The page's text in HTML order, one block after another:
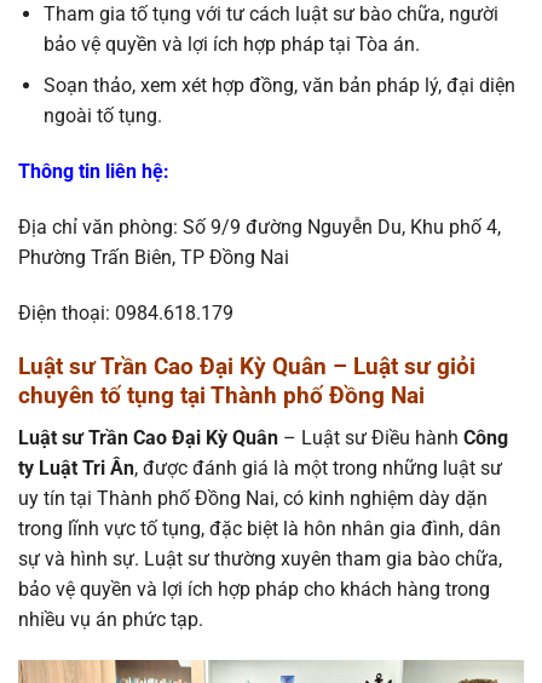
Tham gia tố tụng với tư cách luật sư bào chữa, người
bảo vệ quyền và lợi ích hợp pháp tại Tòa án.
Soạn thảo, xem xét hợp đồng, văn bản pháp lý, đại diện
ngoài tố tụng.
Thông tin liên hệ:
Địa chỉ văn phòng: Số 9/9 đường Nguyễn Du, Khu phố 4,
Phường Trấn Biên, TP Đồng Nai
Điện thoại: 0984.618.179
Luật sư Trần Cao Đại Kỳ Quân – Luật sư giỏi
chuyên tố tụng tại Thành phố Đồng Nai
Luật sư Trần Cao Đại Kỳ Quân – Luật sư Điều hành Công
ty Luật Tri Ân, được đánh giá là một trong những luật sư
uy tín tại Thành phố Đồng Nai, có kinh nghiệm dày dặn
trong lĩnh vực tố tụng, đặc biệt là hôn nhân gia đình, dân
sự và hình sự. Luật sư thường xuyên tham gia bào chữa,
bảo vệ quyền và lợi ích hợp pháp cho khách hàng trong
nhiều vụ án phức tạp.